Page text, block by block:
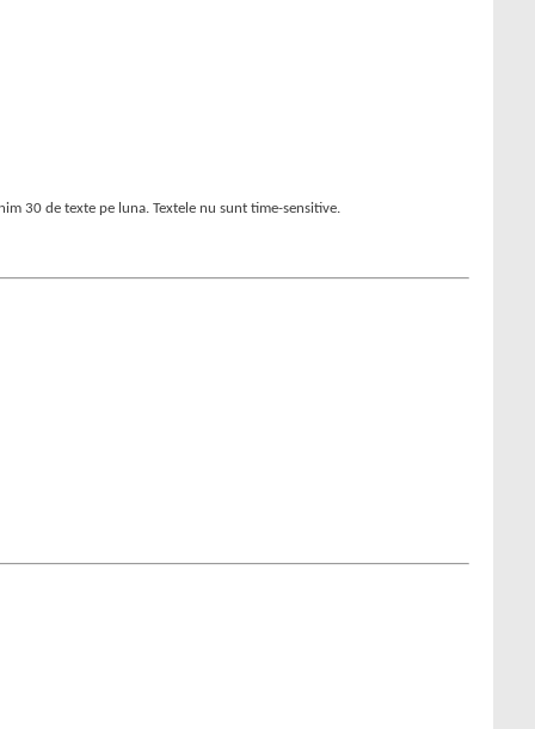
30 de texte pe luna. Textele nu sunt time-sensitive.